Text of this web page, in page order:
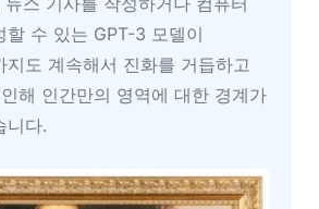
할 수 있는 GPT-3 모델이
지도 계속해서 진화를 거듭하고
해 인간만의 영역에 대한 경계가
니다.